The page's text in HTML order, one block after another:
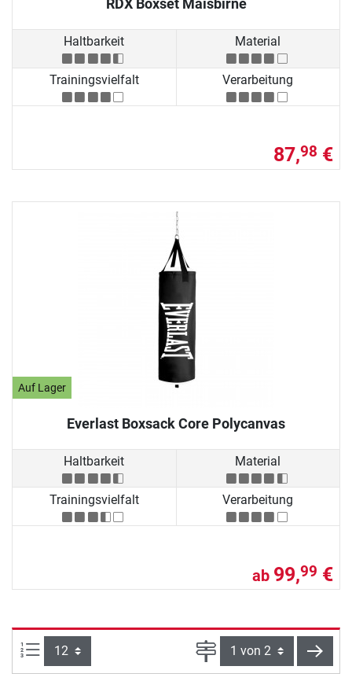
RDX Boxset Maisbirne
Haltbarkeit Material
Trainingsvielfalt Verarbeitung
87,98 €
Auf Lager
Everlast Boxsack Core Polycanvas
Haltbarkeit Material
Trainingsvielfalt Verarbeitung
ab 99,99 €
Artikel pro Seite: Seite